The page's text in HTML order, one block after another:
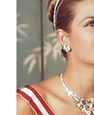
WN
CIANJUR
WN
KEPULAUAN
SERIBU